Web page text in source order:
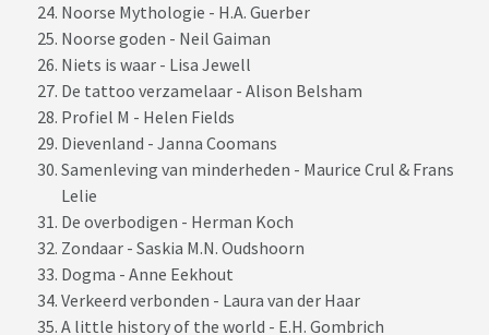
Noorse Mythologie - H.A. Guerber
Noorse goden - Neil Gaiman
Niets is waar - Lisa Jewell
De tattoo verzamelaar - Alison Belsham
Profiel M - Helen Fields
Dievenland - Janna Coomans
Samenleving van minderheden - Maurice Crul & Frans
Lelie
De overbodigen - Herman Koch
Zondaar - Saskia M.N. Oudshoorn
Dogma - Anne Eekhout
Verkeerd verbonden - Laura van der Haar
A little history of the world - E.H. Gombrich